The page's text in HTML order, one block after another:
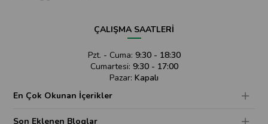
ÇALIŞMA SAATLERİ
Pzt. - Cuma: 9:30 - 18:30
Cumartesi: 9:30 - 17:00
Pazar: Kapalı
En Çok Okunan İçerikler
Son Eklenen Bloglar